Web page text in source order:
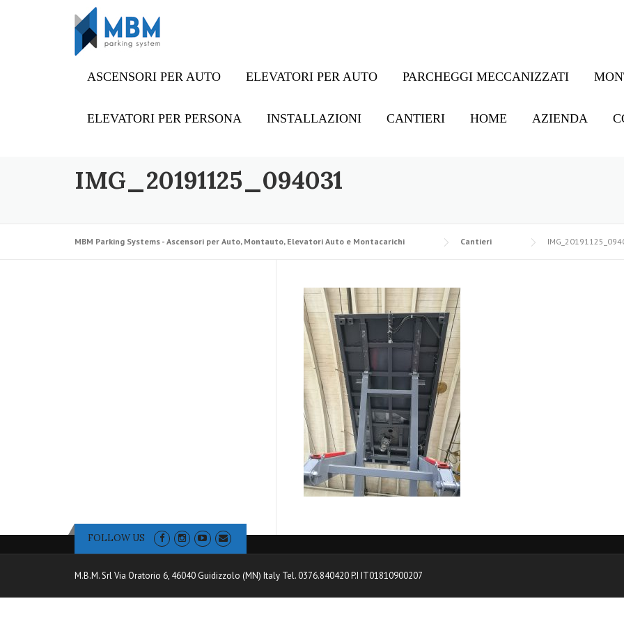
ASCENSORI PER AUTO ELEVATORI PER AUTO PARCHEGGI MECCANIZZATI
ELEVATORI PER PERSONA INSTALLAZIONI CANTIERI HOME AZIENDA
IMG_20191125_094031
MBM Parking Systems - Ascensori per Auto, Montauto, Elevatori Auto e Montacarichi Cantieri
FOLLOW US
M.B.M. Srl Via Oratorio 6, 46040 Guidizzolo (MN) Italy Tel. 0376.840420 P.I IT01810900207